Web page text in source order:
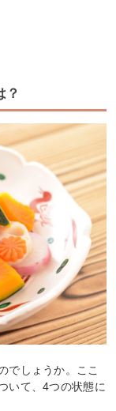
？
でしょうか。ここ
いて、4つの状態に